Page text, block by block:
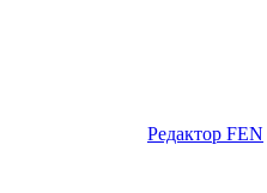
Редактор FEN